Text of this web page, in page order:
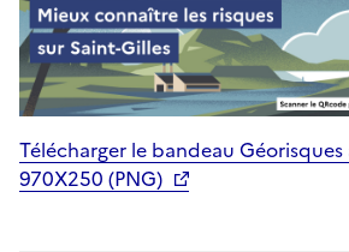
Télécharger le bandeau
970X250 (PNG)